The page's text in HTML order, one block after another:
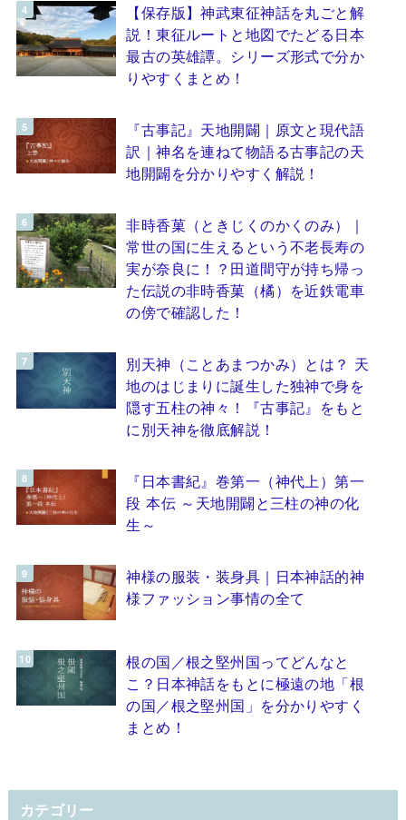
【保存版】神武東征神話を丸ごと解
説！東征ルートと地図でたどる日本
最古の英雄譚。シリーズ形式で分か
りやすくまとめ！
『古事記』天地開闢｜原文と現代語
訳｜神名を連ねて物語る古事記の天
地開闢を分かりやすく解説！
非時香菓（ときじくのかくのみ）｜
常世の国に生えるという不老長寿の
実が奈良に！？田道間守が持ち帰っ
た伝説の非時香菓（橘）を近鉄電車
の傍で確認した！
別天神（ことあまつかみ）とは？ 天
地のはじまりに誕生した独神で身を
隠す五柱の神々！『古事記』をもと
に別天神を徹底解説！
『日本書紀』巻第一（神代上）第一
段 本伝 ～天地開闢と三柱の神の化
生～
神様の服装・装身具｜日本神話的神
様ファッション事情の全て
根の国／根之堅州国ってどんなと
こ？日本神話をもとに極遠の地「根
の国／根之堅州国」を分かりやすく
まとめ！
カテゴリー